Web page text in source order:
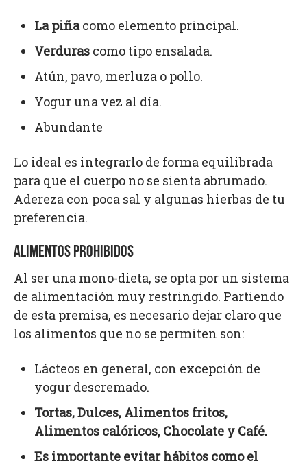
La piñacomo elemento principal.
Verduras como tipo ensalada.
Atún, pavo, merluza o pollo.
Yogur una vez al día.
Abundante
Lo ideal es integrarlo de forma equilibrada
para que el cuerpo no se sienta abrumado.
Adereza con poca sal y algunas hierbas de tu
preferencia.
ALIMENTOS PROHIBIDOS
Al ser una mono-dieta, se opta por un sistema
de alimentación muy restringido. Partiendo
de esta premisa, es necesario dejar claro que
los alimentos que no se permiten son:
Lácteos en general, con excepción de
yogur descremado.
Tortas, Dulces, Alimentos fritos,
Alimentos calóricos, Chocolate y Café.
Es importante evitar hábitos como el